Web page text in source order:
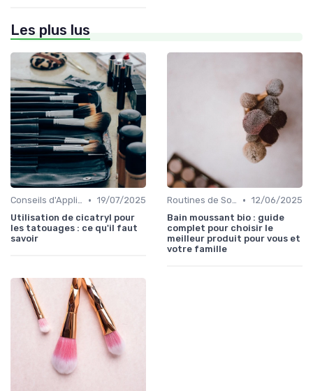
Les plus lus
Conseils d'Application • 19/07/2025
Utilisation de cicatryl pour
les tatouages : ce qu'il faut
savoir
Routines de Soins Bio • 12/06/2025
Bain moussant bio : guide
complet pour choisir le
meilleur produit pour vous et
votre famille